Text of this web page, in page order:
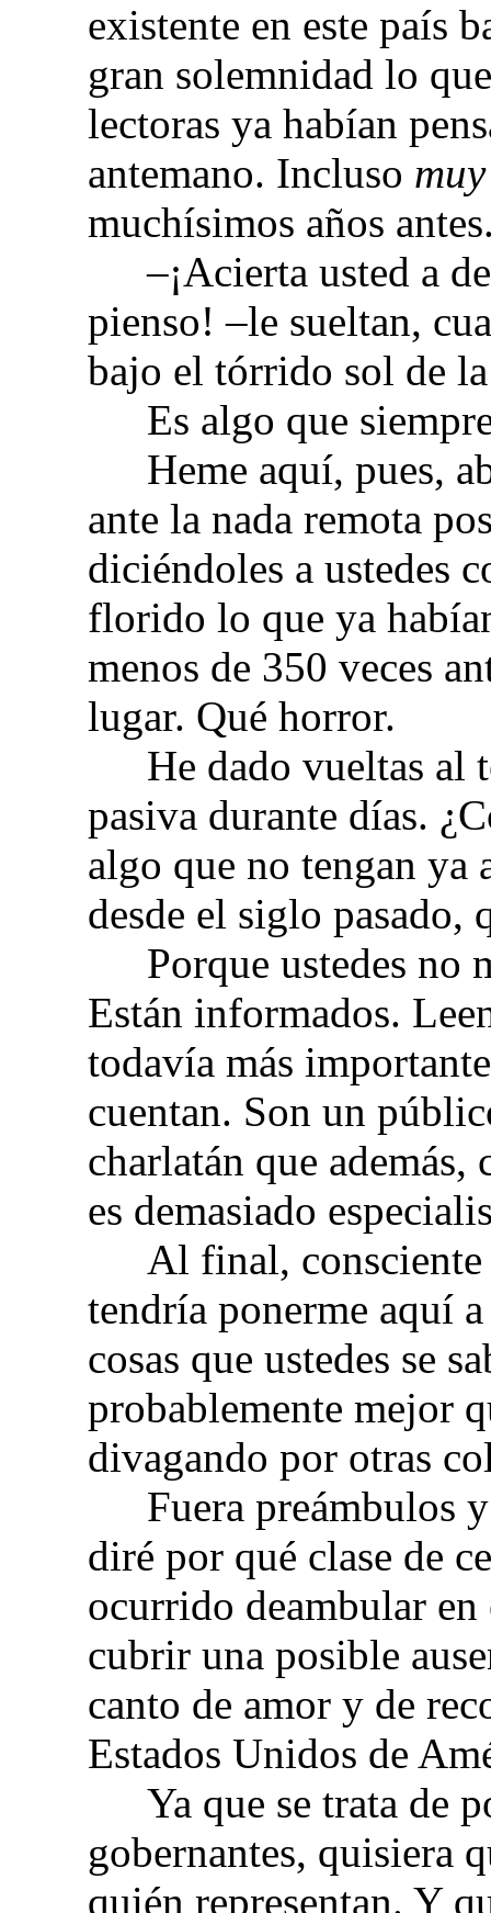
existente en este país
gran solemnidad lo
lectoras ya habían
antemano. Incluso
muchísimos años
–¡Acierta usted a
pienso! –le sueltan,
bajo el tórrido sol de
Es algo que
Heme aquí, pues,
ante la nada remota
diciéndoles a ustedes
florido lo que ya
menos de 350 veces
lugar. Qué horror.
He dado vueltas al
pasiva durante días.
algo que no tengan ya
desde el siglo pasado,
Porque ustedes no
Están informados.
todavía más
cuentan. Son un
charlatán que
es demasiado
Al final, consciente
tendría ponerme aquí
cosas que ustedes se
probablemente mejor
divagando por otras
Fuera preámbulos
diré por qué clase de
ocurrido deambular en
cubrir una posible
canto de amor y de
Estados Unidos de
Ya que se trata de
gobernantes, quisiera
quién representan. Y